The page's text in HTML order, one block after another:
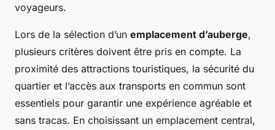
voyageurs.
Lors de la sélection d’un emplacement d’auberge,
plusieurs critères doivent être pris en compte. La
proximité des attractions touristiques, la sécurité du
quartier et l’accès aux transports en commun sont
essentiels pour garantir une expérience agréable et
sans tracas. En choisissant un emplacement central,